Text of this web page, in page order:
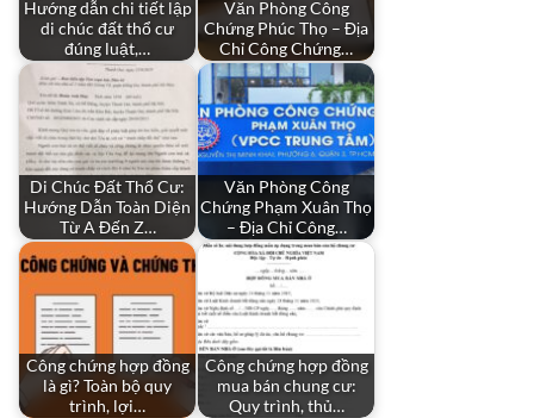
Hướng dẫn chi tiết lập
di chúc đất thổ cư
đúng luật,…
Văn Phòng Công
Chứng Phúc Thọ – Địa
Chỉ Công Chứng…
Di Chúc Đất Thổ Cư:
Hướng Dẫn Toàn Diện
Từ A Đến Z…
Văn Phòng Công
Chứng Phạm Xuân Thọ
– Địa Chỉ Công…
Công chứng hợp đồng
là gì? Toàn bộ quy
trình, lợi…
Công chứng hợp đồng
mua bán chung cư:
Quy trình, thủ…